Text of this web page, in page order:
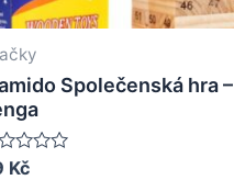
Společenská hra –
Kč